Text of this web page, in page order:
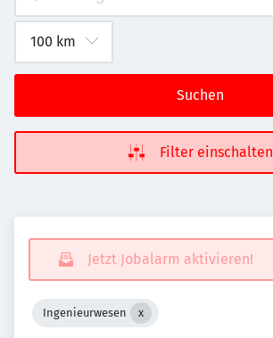
Suchen
Filter einschalten
Jetzt Jobalarm aktivieren!
Ingenieurwesen